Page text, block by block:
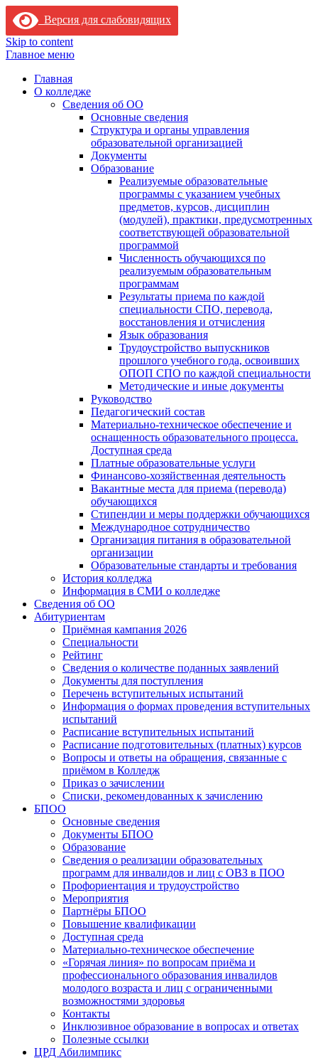
Версия для слабовидящих
Skip to content
Главное меню
Главная
О колледже
Сведения об ОО
Основные сведения
Структура и органы управления
образовательной организацией
Документы
Образование
Реализуемые образовательные
программы с указанием учебных
предметов, курсов, дисциплин
(модулей), практики, предусмотренных
соответствующей образовательной
программой
Численность обучающихся по
реализуемым образовательным
программам
Результаты приема по каждой
специальности СПО, перевода,
восстановления и отчисления
Язык образования
Трудоустройство выпускников
прошлого учебного года, освоивших
ОПОП СПО по каждой специальности
Методические и иные документы
Руководство
Педагогический состав
Материально-техническое обеспечение и
оснащенность образовательного процесса.
Доступная среда
Платные образовательные услуги
Финансово-хозяйственная деятельность
Вакантные места для приема (перевода)
обучающихся
Стипендии и меры поддержки обучающихся
Международное сотрудничество
Организация питания в образовательной
организации
Образовательные стандарты и требования
История колледжа
Информация в СМИ о колледже
Сведения об ОО
Абитуриентам
Приёмная кампания 2026
Специальности
Рейтинг
Сведения о количестве поданных заявлений
Документы для поступления
Перечень вступительных испытаний
Информация о формах проведения вступительных
испытаний
Расписание вступительных испытаний
Расписание подготовительных (платных) курсов
Вопросы и ответы на обращения, связанные с
приёмом в Колледж
Приказ о зачислении
Списки, рекомендованных к зачислению
БПОО
Основные сведения
Документы БПОО
Образование
Сведения о реализации образовательных
программ для инвалидов и лиц с ОВЗ в ПОО
Профориентация и трудоустройство
Мероприятия
Партнёры БПОО
Повышение квалификации
Доступная среда
Материально-техническое обеспечение
«Горячая линия» по вопросам приёма и
профессионального образования инвалидов
молодого возраста и лиц с ограниченными
возможностями здоровья
Контакты
Инклюзивное образование в вопросах и ответах
Полезные ссылки
ЦРД Абилимпикс